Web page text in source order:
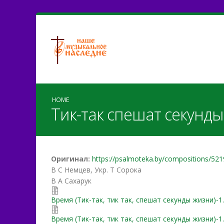
HOME
Тик-так спешат
Оригинал: https://psalmoteka.by/compositions/
В С Немцев, Укр. Т Сорока
В А Сахарук
Время (Тик-так, тик так,
Время (Тик-так, тик так, спешат секунды жизни)-
Время (Тик-так, тик так,
Время (Тик-так, тик так, спешат секунды жизни)-